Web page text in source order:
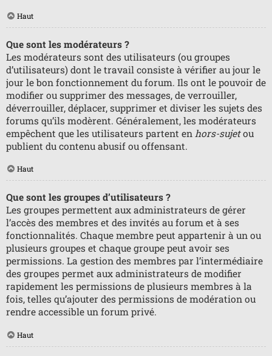
Haut
Que sont les modérateurs ?
Les modérateurs sont des utilisateurs (ou groupes
d’utilisateurs) dont le travail consiste à vérifier au jour le
jour le bon fonctionnement du forum. Ils ont le pouvoir de
modifier ou supprimer des messages, de verrouiller,
déverrouiller, déplacer, supprimer et diviser les sujets des
forums qu’ils modèrent. Généralement, les modérateurs
empêchent que les utilisateurs partent en hors-sujetou
publient du contenu abusif ou offensant.
Haut
Que sont les groupes d’utilisateurs ?
Les groupes permettent aux administrateurs de gérer
l’accès des membres et des invités au forum et à ses
fonctionnalités. Chaque membre peut appartenir à un ou
plusieurs groupes et chaque groupe peut avoir ses
permissions. La gestion des membres par l’intermédiaire
des groupes permet aux administrateurs de modifier
rapidement les permissions de plusieurs membres à la
fois, telles qu’ajouter des permissions de modération ou
rendre accessible un forum privé.
Haut